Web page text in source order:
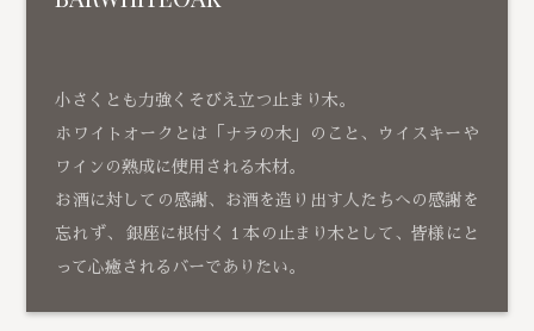
小さくとも力強くそびえ立つ止まり木。
ホワイトオークとは「ナラの木」のこと、ウイスキーや
ワインの熟成に使用される木材。
お酒に対しての感謝、お酒を造り出す人たちへの感謝を
忘れず、 銀座に根付く１本の止まり木として、皆様にと
って心癒されるバーでありたい。